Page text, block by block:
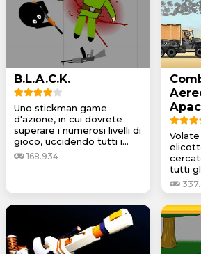
B.L.A.C.K.
Uno stickman game
d'azione, in cui dovrete
superare i numerosi livelli di
gioco, uccidendo tutti i...
168.934
tutti